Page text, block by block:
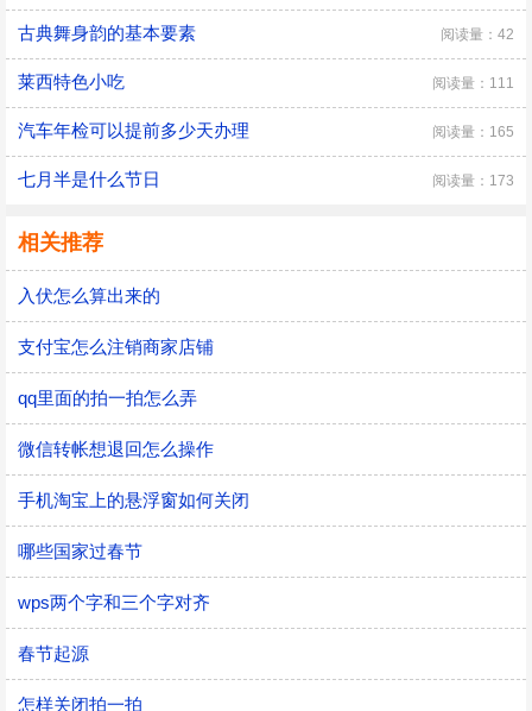
古典舞身韵的基本要素 阅读量：42
莱西特色小吃 阅读量：111
汽车年检可以提前多少天办理 阅读量：165
七月半是什么节日 阅读量：173
相关推荐
入伏怎么算出来的
支付宝怎么注销商家店铺
qq里面的拍一拍怎么弄
微信转帐想退回怎么操作
手机淘宝上的悬浮窗如何关闭
哪些国家过春节
wps两个字和三个字对齐
春节起源
怎样关闭拍一拍